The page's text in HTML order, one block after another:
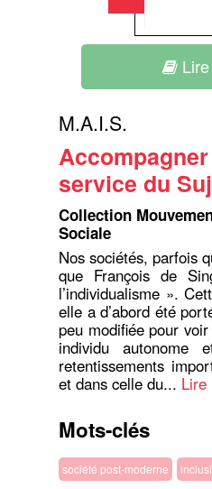
M.A.I.S.
service du
Collection
Sociale
Nos sociétés, parfois
que François de
l’individualisme ».
elle a d’abord été
peu modifiée pour
individu autonome
retentissements
et dans celle du... Lire
Mots-clés
société post-moderne